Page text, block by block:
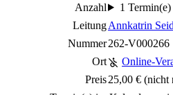
Anzahl
1 Termin(e)
LeitungAnnkatrin
Nummer262-V000266
Ort
Online-
Preis25,00 € (nicht